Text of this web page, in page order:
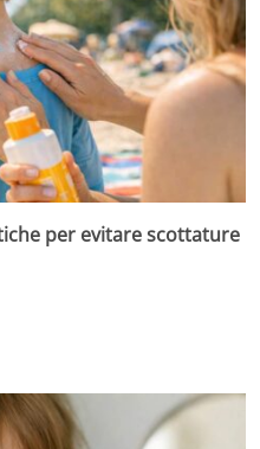
per evitare scottature